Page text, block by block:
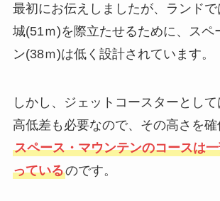
最初にお伝えしましたが、ランドで
城(51ｍ)を際立たせるために、スペ
ン(38ｍ)は低く設計されています。
しかし、ジェットコースターとし
高低差も必要なので、その高さを
スペース・マウンテンのコースは
っているのです。